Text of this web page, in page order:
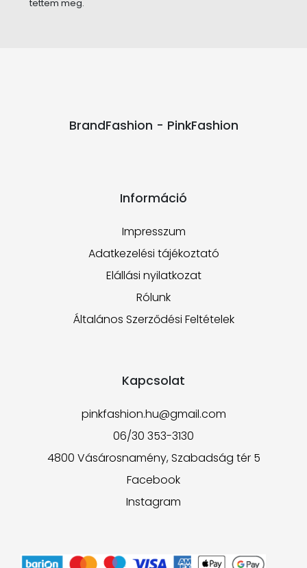
tettem meg.
BrandFashion - PinkFashion
Információ
Impresszum
Adatkezelési tájékoztató
Elállási nyilatkozat
Rólunk
Általános Szerződési Feltételek
Kapcsolat
pinkfashion.hu@gmail.com
06/30 353-3130
4800 Vásárosnamény, Szabadság tér 5
Facebook
Instagram